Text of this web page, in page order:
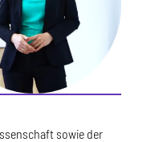
sowie der